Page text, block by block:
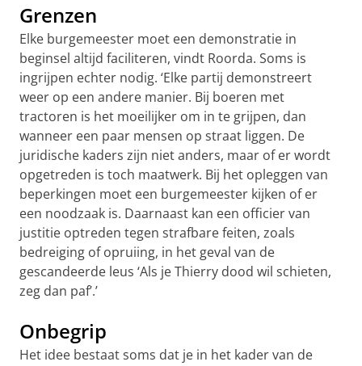
Grenzen
Elke burgemeester moet een demonstratie in
beginsel altijd faciliteren, vindt Roorda. Soms is
ingrijpen echter nodig. ‘Elke partij demonstreert
weer op een andere manier. Bij boeren met
tractoren is het moeilijker om in te grijpen, dan
wanneer een paar mensen op straat liggen. De
juridische kaders zijn niet anders, maar of er wordt
opgetreden is toch maatwerk. Bij het opleggen van
beperkingen moet een burgemeester kijken of er
een noodzaak is. Daarnaast kan een officier van
justitie optreden tegen strafbare feiten, zoals
bedreiging of opruiing, in het geval van de
gescandeerde leus ‘Als je Thierry dood wil schieten,
zeg dan paf’.’
Onbegrip
Het idee bestaat soms dat je in het kader van de